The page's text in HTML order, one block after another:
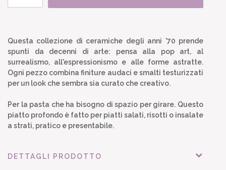
Questa collezione di ceramiche degli anni '70 prende
spunti da decenni di arte: pensa alla pop art, al
surrealismo, all'espressionismo e alle forme astratte.
Ogni pezzo combina finiture audaci e smalti testurizzati
per un look che sembra sia curato che creativo.
Per la pasta che ha bisogno di spazio per girare. Questo
piatto profondo è fatto per piatti salati, risotti o insalate
a strati, pratico e presentabile.
DETTAGLI PRODOTTO